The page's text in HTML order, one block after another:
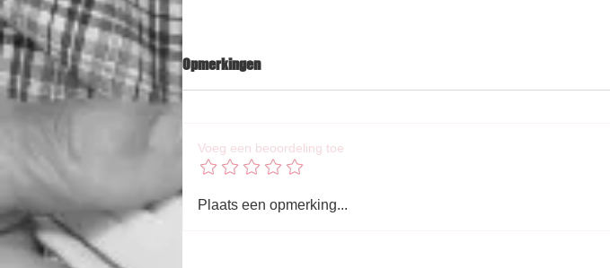
Opmerkingen
Voeg een beoordeling toe
Plaats een opmerking...